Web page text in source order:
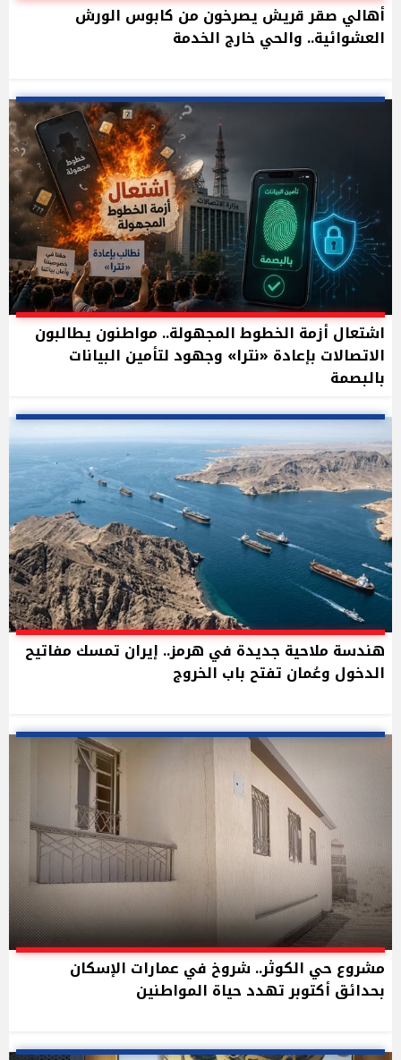
أهالي صقر قريش يصرخون من كابوس الورش
العشوائية.. والحي خارج الخدمة
اشتعال أزمة الخطوط المجهولة.. مواطنون يطالبون
الاتصالات بإعادة «نترا» وجهود لتأمين البيانات
بالبصمة
هندسة ملاحية جديدة في هرمز.. إيران تمسك مفاتيح
الدخول وعُمان تفتح باب الخروج
مشروع حي الكوثر.. شروخ في عمارات الإسكان
بحدائق أكتوبر تهدد حياة المواطنين